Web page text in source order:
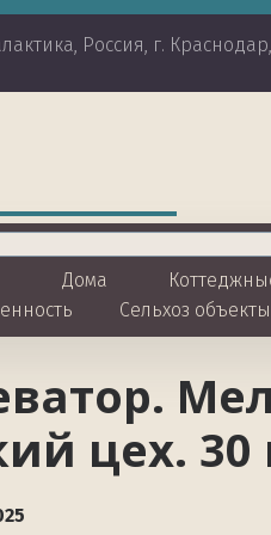
, Россия, г. Краснодар,
Дома
Сельхоз объекты
цех.